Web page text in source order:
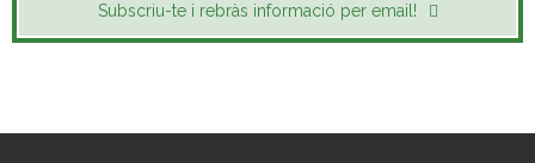
Subscriu-te i rebràs informació per email!